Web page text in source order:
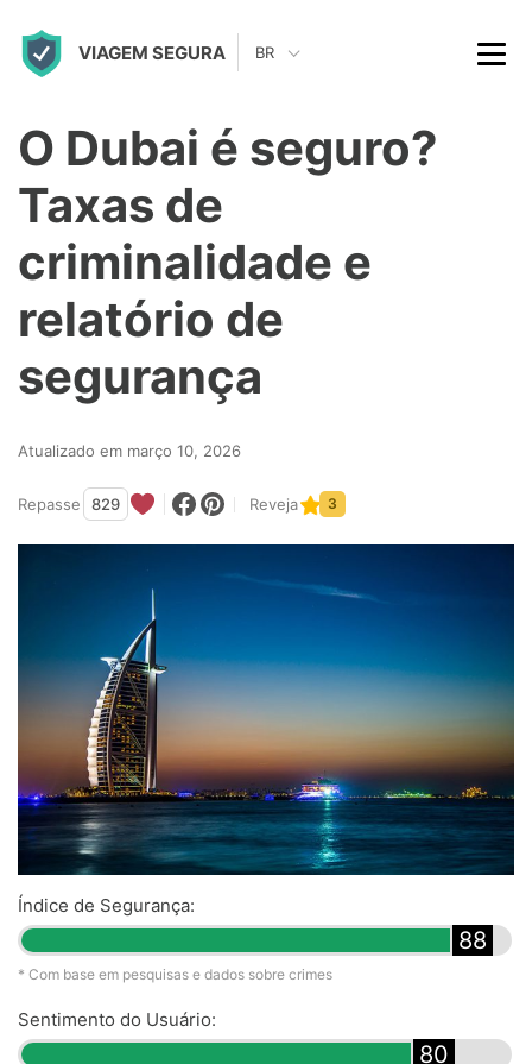
VIAGEM SEGURA BR
O Dubai é seguro?
Taxas de
criminalidade e
relatório de
segurança
Atualizado em março 10, 2026
Repasse 829 Reveja 3
Índice de Segurança:
88
* Com base em pesquisas e dados sobre crimes
Sentimento do Usuário:
80